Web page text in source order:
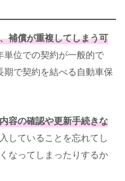
補償が重複してしまう可
単位での契約が一般的で
で契約を結べる自動車保
容の確認や更新手続きな
していることを忘れてし
なってしまったりするか